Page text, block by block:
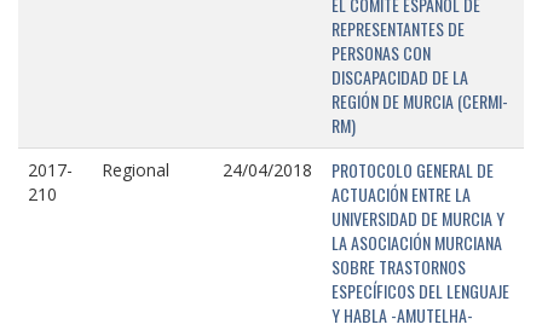
REPRESENTANTES DE
PERSONAS CON
DISCAPACIDAD DE LA
REGIÓN DE MURCIA (CERMI-
RM)
2017-
210
Regional 24/04/2018
PROTOCOLO GENERAL DE
ACTUACIÓN ENTRE LA
UNIVERSIDAD DE MURCIA Y
LA ASOCIACIÓN MURCIANA
SOBRE TRASTORNOS
ESPECÍFICOS DEL LENGUAJE
Y HABLA -AMUTELHA-